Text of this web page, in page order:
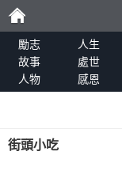
勵
志
勵志 人生
故事
處世
人物
感恩
街頭小吃